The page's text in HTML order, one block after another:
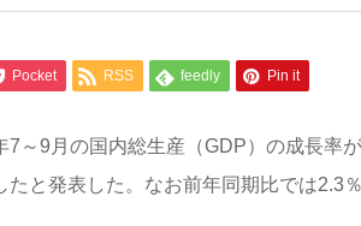
Pocket RSS feedly Pin it
～9月の国内総生産（GDP）の成長率
と発表した。なお前年同期比では2.3